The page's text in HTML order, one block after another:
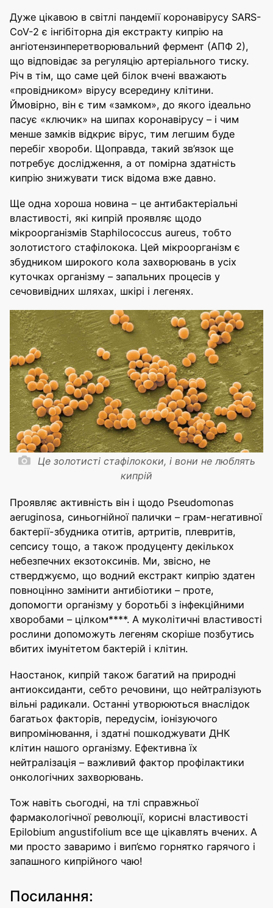
Дуже цікавою в світлі пандемії коронавірусу SARS-
CoV-2 є інгібіторна дія екстракту кипрію на
ангіотензинперетворювальний фермент (АПФ 2),
що відповідає за регуляцію артеріального тиску.
Річ в тім, що саме цей білок вчені вважають
«провідником» вірусу всередину клітини.
Ймовірно, він є тим «замком», до якого ідеально
пасує «ключик» на шипах коронавірусу – і чим
менше замків відкриє вірус, тим легшим буде
перебіг хвороби. Щоправда, такий зв’язок ще
потребує дослідження, а от помірна здатність
кипрію знижувати тиск відома вже давно.
Ще одна хороша новина – це антибактеріальні
властивості, які кипрій проявляє щодо
мікроорганізмів Staphilococcus aureus, тобто
золотистого стафілокока. Цей мікроорганізм є
збудником широкого кола захворювань в усіх
куточках організму – запальних процесів у
сечовивідних шляхах, шкірі і легенях.
Це золотисті стафілококи, і вони не люблять
кипрій
Проявляє активність він і щодо Pseudomonas
aeruginosa, синьогнійної палички – грам-негативної
бактерії-збудника отитів, артритів, плевритів,
сепсису тощо, а також продуценту декількох
небезпечних екзотоксинів. Ми, звісно, не
стверджуємо, що водний екстракт кипрію здатен
повноцінно замінити антибіотики – проте,
допомогти організму у боротьбі з інфекційними
хворобами – цілком****. А муколітичні властивості
рослини допоможуть легеням скоріше позбутись
вбитих імунітетом бактерій і клітин.
Наостанок, кипрій також багатий на природні
антиоксиданти, себто речовини, що нейтралізують
вільні радикали. Останні утворюються внаслідок
багатьох факторів, передусім, іонізуючого
випромінювання, і здатні пошкоджувати ДНК
клітин нашого організму. Ефективна їх
нейтралізація – важливий фактор профілактики
онкологічних захворювань.
Тож навіть сьогодні, на тлі справжньої
фармакологічної революції, корисні властивості
Epilobium angustifolium все ще цікавлять вчених. А
ми просто заваримо і вип’ємо горнятко гарячого і
запашного кипрійного чаю!
Посилання: